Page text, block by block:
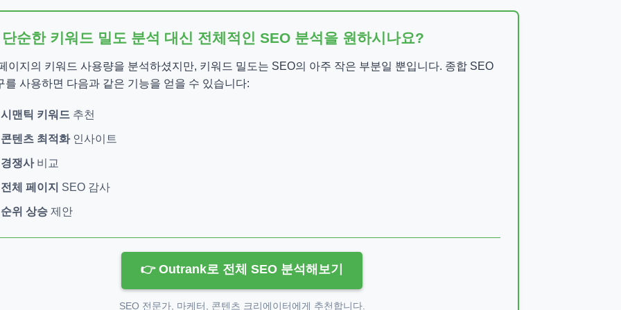
순한 키워드 밀도 분석 대신 전체적인 SEO 분석을 원하시나요?
이지의 키워드 사용량을 분석하셨지만, 키워드 밀도는 SEO의 아주 작은 부분일 뿐입니다. 종합 SEO
를 사용하면 다음과 같은 기능을 얻을 수 있습니다:
시맨틱 키워드 추천
콘텐츠 최적화인사이트
경쟁사비교
전체 페이지 SEO 감사
순위 상승 제안
👉 Outrank로 전체 SEO 분석해보기
SEO 전문가, 마케터, 콘텐츠 크리에이터에게 추천합니다.